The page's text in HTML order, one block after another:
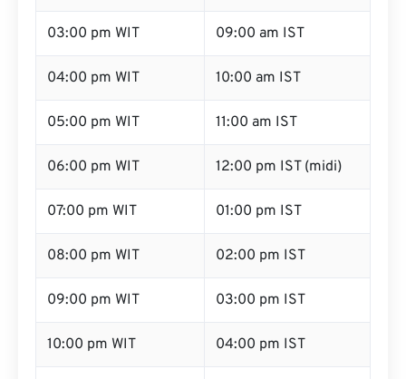
03:00 pm WIT 09:00 am IST
04:00 pm WIT 10:00 am IST
05:00 pm WIT 11:00 am IST
06:00 pm WIT 12:00 pm IST (midi)
07:00 pm WIT 01:00 pm IST
08:00 pm WIT 02:00 pm IST
09:00 pm WIT 03:00 pm IST
10:00 pm WIT 04:00 pm IST